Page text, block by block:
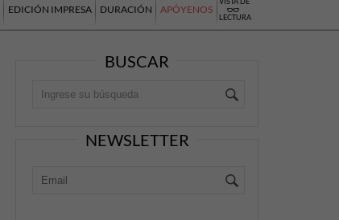
EDICIÓN IMPRESA DURACIÓN APÓYENOS
LECTURA
BUSCAR
NEWSLETTER